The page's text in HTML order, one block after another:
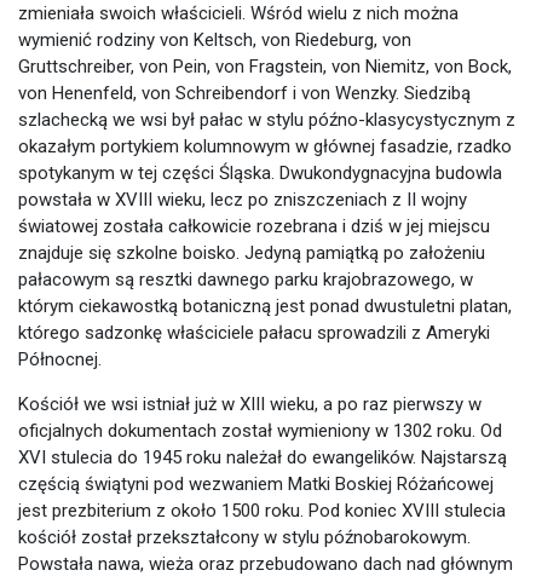
zmieniała swoich właścicieli. Wśród wielu z nich można
wymienić rodziny von Keltsch, von Riedeburg, von
Gruttschreiber, von Pein, von Fragstein, von Niemitz, von Bock,
von Henenfeld, von Schreibendorf i von Wenzky. Siedzibą
szlachecką we wsi był pałac w stylu późno-klasycystycznym z
okazałym portykiem kolumnowym w głównej fasadzie, rzadko
spotykanym w tej części Śląska. Dwukondygnacyjna budowla
powstała w XVIII wieku, lecz po zniszczeniach z II wojny
światowej została całkowicie rozebrana i dziś w jej miejscu
znajduje się szkolne boisko. Jedyną pamiątką po założeniu
pałacowym są resztki dawnego parku krajobrazowego, w
którym ciekawostką botaniczną jest ponad dwustuletni platan,
którego sadzonkę właściciele pałacu sprowadzili z Ameryki
Północnej.
Kościół we wsi istniał już w XIII wieku, a po raz pierwszy w
oficjalnych dokumentach został wymieniony w 1302 roku. Od
XVI stulecia do 1945 roku należał do ewangelików. Najstarszą
częścią świątyni pod wezwaniem Matki Boskiej Różańcowej
jest prezbiterium z około 1500 roku. Pod koniec XVIII stulecia
kościół został przekształcony w stylu późnobarokowym.
Powstała nawa, wieża oraz przebudowano dach nad głównym